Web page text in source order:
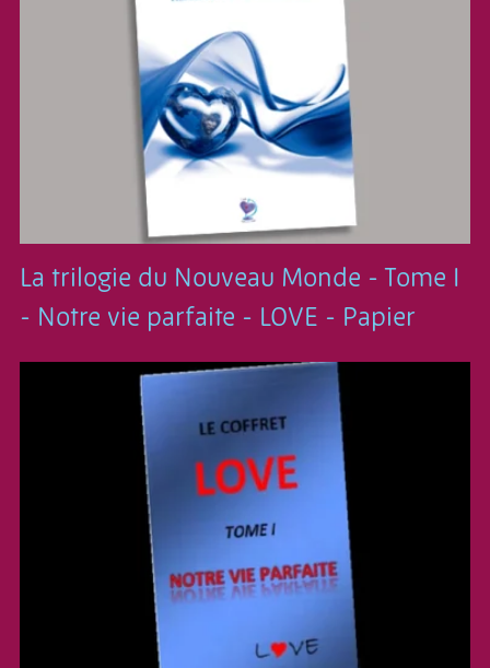
La trilogie du Nouveau Monde - Tome I
- Notre vie parfaite - LOVE - Papier